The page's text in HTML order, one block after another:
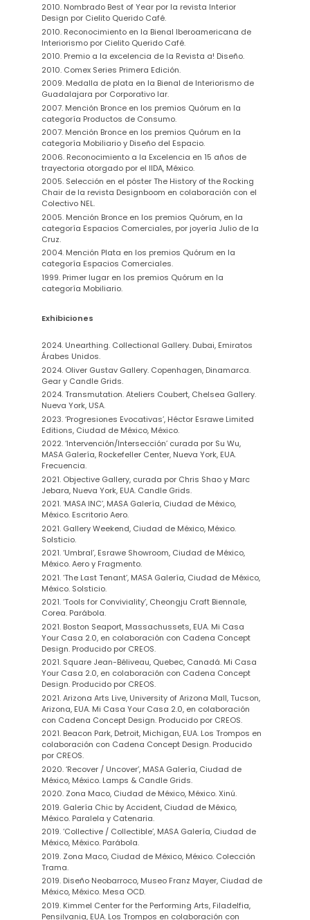
2010. Nombrado Best of Year por la revista Interior
Design por Cielito Querido Café.
2010. Reconocimiento en la Bienal Iberoamericana de
Interiorismo por Cielito Querido Café.
2010. Premio a la excelencia de la Revista a! Diseño.
2010. Comex Series Primera Edición.
2009. Medalla de plata en la Bienal de Interiorismo de
Guadalajara por Corporativo lar.
2007. Mención Bronce en los premios Quórum en la
categoría Productos de Consumo.
2007. Mención Bronce en los premios Quórum en la
categoría Mobiliario y Diseño del Espacio.
2006. Reconocimiento a la Excelencia en 15 años de
trayectoria otorgado por el IIDA, México.
2005. Selección en el póster The History of the Rocking
Chair de la revista Designboom en colaboración con el
Colectivo NEL.
2005. Mención Bronce en los premios Quórum, en la
categoría Espacios Comerciales, por joyería Julio de la
Cruz.
2004. Mención Plata en los premios Quórum en la
categoría Espacios Comerciales.
1999. Primer lugar en los premios Quórum en la
categoría Mobiliario.
Exhibiciones
2024. Unearthing. Collectional Gallery. Dubai, Emiratos
Árabes Unidos.
2024. Oliver Gustav Gallery. Copenhagen, Dinamarca.
Gear y Candle Grids.
2024. Transmutation. Ateliers Coubert, Chelsea Gallery.
Nueva York, USA.
2023. ‘Progresiones Evocativas’, Héctor Esrawe Limited
Editions, Ciudad de México, México.
2022. ‘Intervención/Intersección’ curada por Su Wu,
MASA Galería, Rockefeller Center, Nueva York, EUA.
Frecuencia.
2021. Objective Gallery, curada por Chris Shao y Marc
Jebara, Nueva York, EUA. Candle Grids.
2021. ‘MASA INC’, MASA Galería, Ciudad de México,
México. Escritorio Aero.
2021. Gallery Weekend, Ciudad de México, México.
Solsticio.
2021.‘Umbral’, Esrawe Showroom, Ciudad de México,
México. Aero y Fragmento.
2021. ‘The Last Tenant’, MASA Galería, Ciudad de México,
México. Solsticio.
2021. ‘Tools for Conviviality’, Cheongju Craft Biennale,
Corea. Parábola.
2021. Boston Seaport, Massachussets, EUA. Mi Casa
Your Casa 2.0, en colaboración con Cadena Concept
Design. Producido por CREOS.
2021. Square Jean-Béliveau, Quebec, Canadá. Mi Casa
Your Casa 2.0, en colaboración con Cadena Concept
Design. Producido por CREOS.
2021. Arizona Arts Live, University of Arizona Mall, Tucson,
Arizona, EUA. Mi Casa Your Casa 2.0, en colaboración
con Cadena Concept Design. Producido por CREOS.
2021. Beacon Park, Detroit, Michigan, EUA. Los Trompos en
colaboración con Cadena Concept Design. Producido
por CREOS.
2020. ‘Recover / Uncover’, MASA Galería, Ciudad de
México, México. Lamps & Candle Grids.
2020. Zona Maco, Ciudad de México, México. Xinú.
2019. Galería Chic by Accident, Ciudad de México,
México. Paralela y Catenaria.
2019. ‘Collective / Collectible’, MASA Galería, Ciudad de
México, México. Parábola.
2019. Zona Maco, Ciudad de México, México. Colección
Trama.
2019. Diseño Neobarroco, Museo Franz Mayer, Ciudad de
México, México. Mesa OCD.
2019. Kimmel Center for the Performing Arts, Filadelfia,
Pensilvania, EUA. Los Trompos en colaboración con